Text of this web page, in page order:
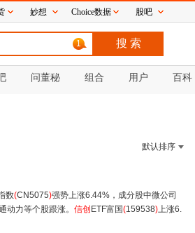
1
问董秘 组合 用户 百科
默认排序
数(CN5075)强势上涨6.44%，成分股中微公司
力等个股跟涨。 信创 ETF富国(159538)上涨6.
妙想 Choice数据 股吧